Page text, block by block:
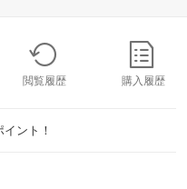
閲覧履歴 購入履歴
ント！